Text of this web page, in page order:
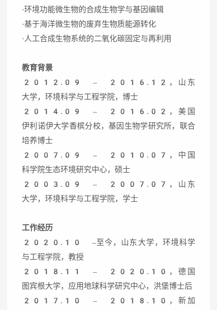
·环境功能微生物的合成生物学与基因编辑
·基于海洋微生物的废弃生物质能源转化
·人工合成生物系统的二氧化碳固定与再利用
教育背景
2012.09 – 2016.12，山东
大学，环境科学与工程学院，博士
2014.09 – 2016.02，美国
伊利诺伊大学香槟分校，基因生物学研究所，联合
培养博士
2007.09 – 2010.07，中国
科学院生态环境研究中心，硕士
2003.09 – 2007.07，山东
大学，环境科学与工程学院，学士
工作经历
2020.10 –至今，山东大学，环境科学
与工程学院，教授
2018.11 – 2020.10，德国
图宾根大学，应用地球科学研究中心，洪堡博士后
2017.10 – 2018.10，新加